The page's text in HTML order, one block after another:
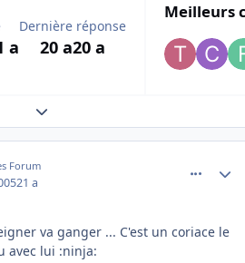
a
Dernière réponse
20 a20 a
Meilleurs
Expand topic overview
Forum
21 a
va ganger ... C'est un coriace le
avec lui :ninja: